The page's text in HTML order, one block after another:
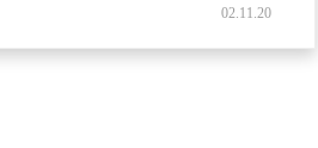
02.11.20